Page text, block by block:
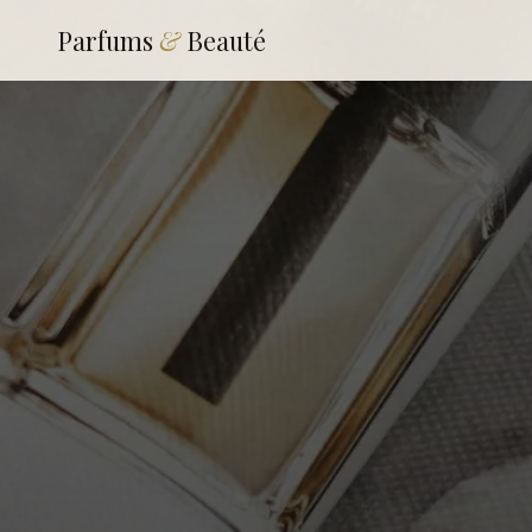
Parfums &Beauté